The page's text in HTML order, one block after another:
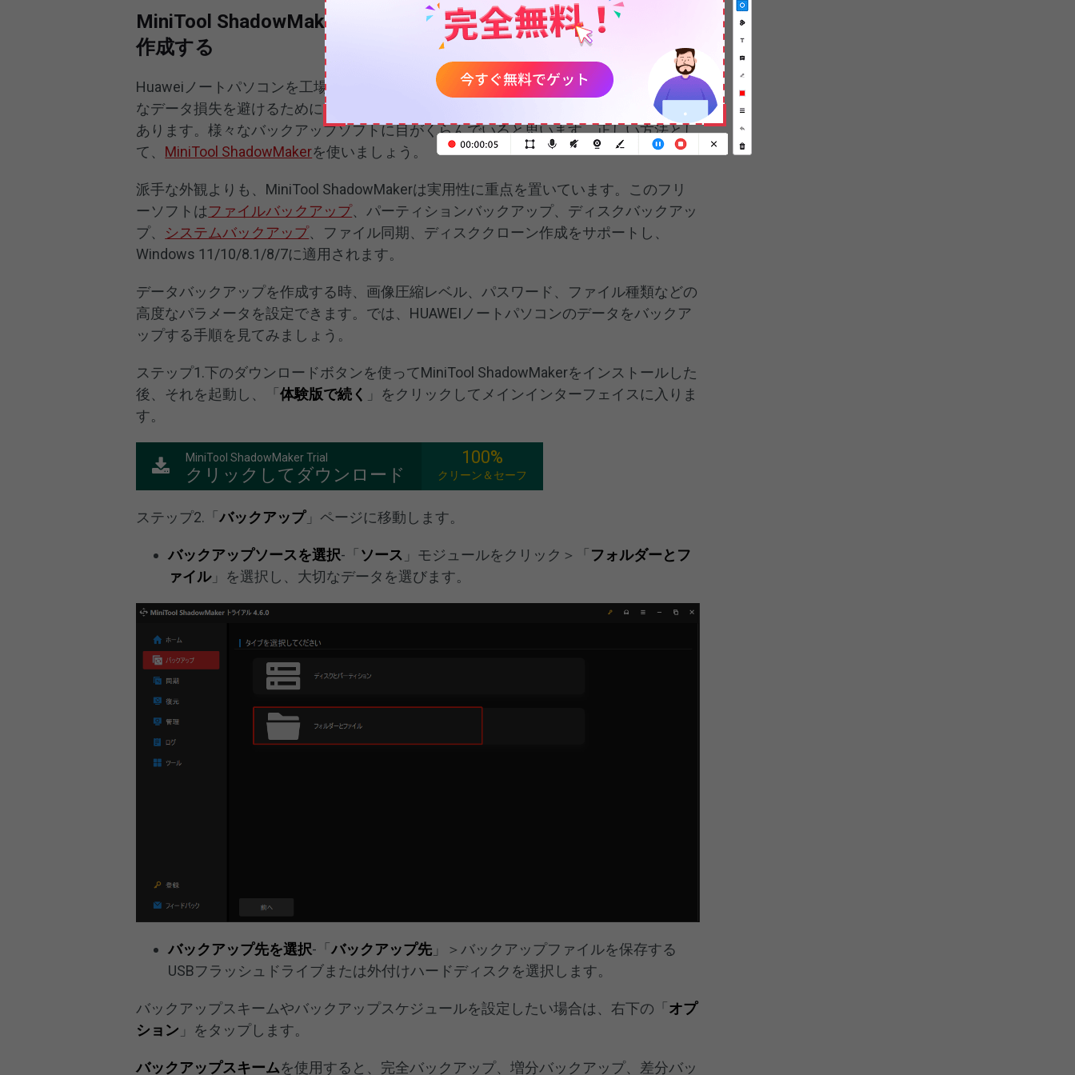
MiniTool ShadowMakerを使って重要なデータのバックアップを
作成する
Huaweiノートパソコンを工場出荷時の状態にリセットすることを決めた場合、偶発的
なデータ損失を避けるために、リセットの前に重要なデータをバックアップする必要が
あります。様々なバックアップソフトに目がくらんでいると思います。正しい方法とし
て、 MiniTool ShadowMakerを使いましょう。
派手な外観よりも、MiniTool ShadowMakerは実用性に重点を置いています。このフリ
ーソフトはファイルバックアップ、パーティションバックアップ、ディスクバックアッ
プ、 システムバックアップ、ファイル同期、ディスククローン作成をサポートし、
Windows 11/10/8.1/8/7に適用されます。
データバックアップを作成する時、画像圧縮レベル、パスワード、ファイル種類などの
高度なパラメータを設定できます。では、HUAWEIノートパソコンのデータをバックア
ップする手順を見てみましょう。
ステップ1.下のダウンロードボタンを使ってMiniTool ShadowMakerをインストールした
後、それを起動し、「体験版で続く 」をクリックしてメインインターフェイスに入りま
す。
MiniTool ShadowMaker Trial
クリックしてダウンロード
100%
クリーン＆セーフ
ステップ2.「バックアップ」ページに移動します。
バックアップソースを選択-「 ソース 」モジュールをクリック＞「 フォルダーとフ
ァイル」を選択し、大切なデータを選びます。
バックアップ先を選択-「バックアップ先 」＞バックアップファイルを保存する
USBフラッシュドライブまたは外付けハードディスクを選択します。
バックアップスキームやバックアップスケジュールを設定したい場合は、右下の「 オプ
ション 」をタップします。
バックアップスキームを使用すると、完全バックアップ、増分バックアップ、差分バッ